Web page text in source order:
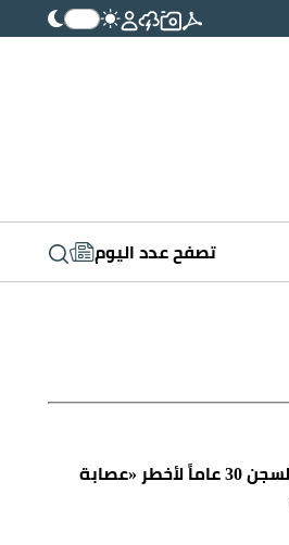
تصفح عدد اليوم
أنوثة سامة.. السجن 30 عاماً لأخطر «عصابة